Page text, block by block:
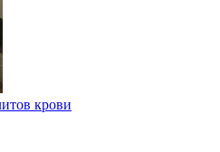
крови